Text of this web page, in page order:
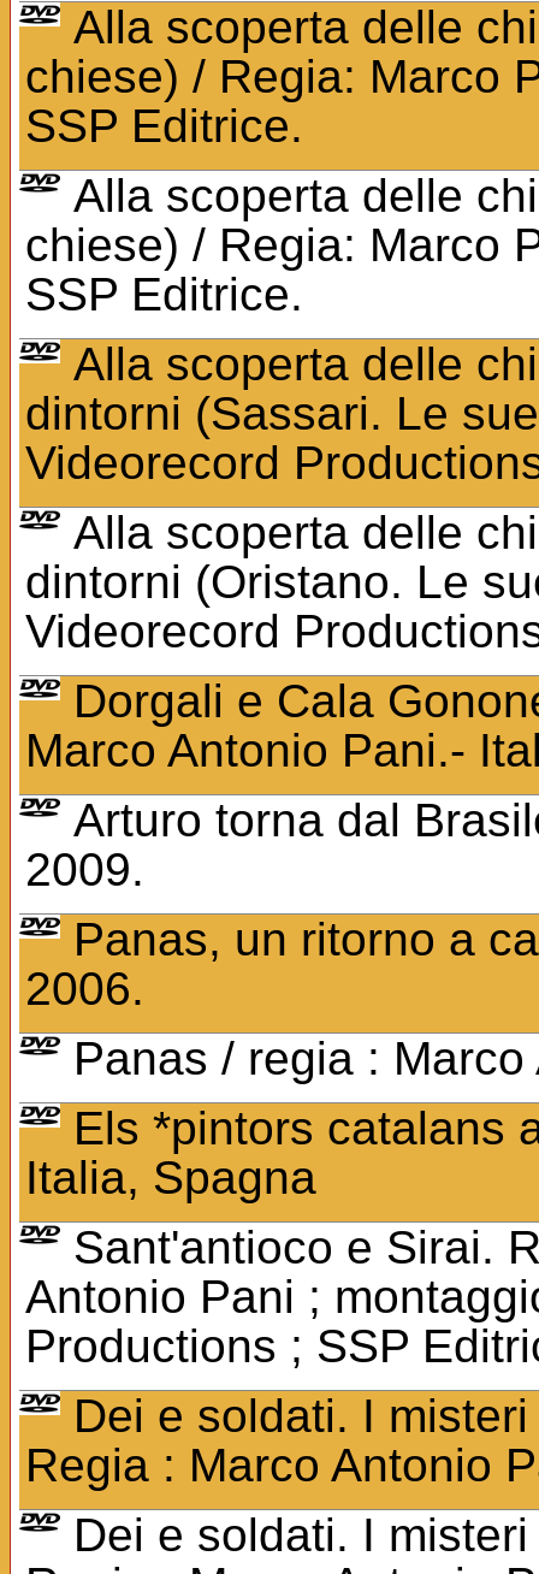
Alla scoperta delle
chiese) / Regia: Marco
SSP Editrice.
Alla scoperta delle
chiese) / Regia: Marco
SSP Editrice.
Alla scoperta delle
dintorni (Sassari. Le
Videorecord
Alla scoperta delle
dintorni (Oristano. Le
Videorecord
Dorgali e Cala
Marco Antonio Pani.-
Arturo torna dal
2009.
Panas, un ritorno a
2006.
Panas / regia :
Els *pintors catalans
Italia, Spagna
Sant'antioco e Sirai.
Antonio Pani ;
Productions ; SSP
Dei e soldati. I
Regia : Marco Antonio
Dei e soldati. I